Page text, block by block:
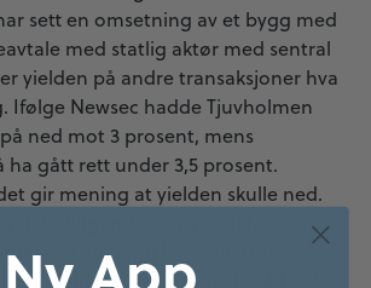
sett en omsetning av et bygg med
med statlig aktør med sentral
yielden på andre transaksjoner hva
Ifølge Newsec hadde Tjuvholmen
ned mot 3 prosent, mens
ha gått rett under 3,5 prosent.
gir mening at yielden skulle ned.
lang og trygg kontantstrøm, så er
en yield på 3-tallet kanskje ikke så